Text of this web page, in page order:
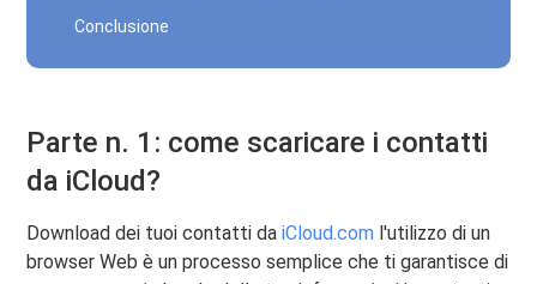
Conclusione
Parte n. 1: come scaricare i contatti
da iCloud?
Download dei tuoi contatti daiCloud.com l'utilizzo di un
browser Web è un processo semplice che ti garantisce di